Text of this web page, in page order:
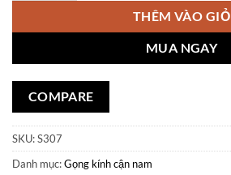
THÊM VÀO GIỎ
MUA NGAY
COMPARE
SKU:S307
Danh mục:Gọng kính cận nam